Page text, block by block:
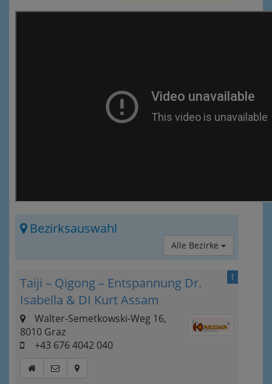
Bezirksauswahl
Alle Bezirke
1
Taiji – Qigong – Entspannung Dr.
Isabella & DI Kurt Assam
Walter-Semetkowski-Weg 16,
8010 Graz
+43 676 4042 040